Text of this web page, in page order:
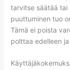
tarvitse säätää tai
puuttuminen tuo
Tämä ei poista
polttaa edelleen